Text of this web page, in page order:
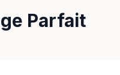
Parfait